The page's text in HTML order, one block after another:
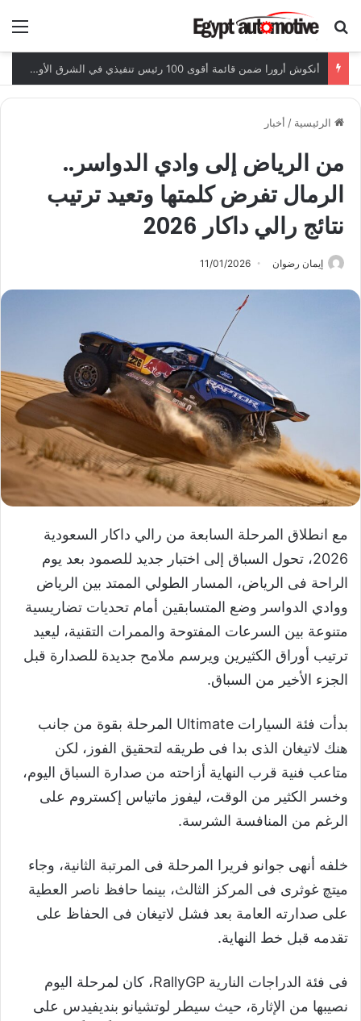
ابحث عن
خالد هاشم: مصر تهدف لتحويل شراكة البريكس لفرص استثمارية في السيارات ومكوناتها
الرئيسية / أخبار
من الرياض إلى وادي الدواسر..
الرمال تفرض كلمتها وتعيد ترتيب
نتائج رالي داكار 2026
إيمان رضوان 11/01/2026
مع انطلاق المرحلة السابعة من رالي داكار السعودية
2026، تحول السباق إلى اختبار جديد للصمود بعد يوم
الراحة فى الرياض، المسار الطولي الممتد بين الرياض
ووادي الدواسر وضع المتسابقين أمام تحديات تضاريسية
متنوعة بين السرعات المفتوحة والممرات التقنية، ليعيد
ترتيب أوراق الكثيرين ويرسم ملامح جديدة للصدارة قبل
الجزء الأخير من السباق.
بدأت فئة السيارات Ultimate المرحلة بقوة من جانب
هنك لاتيغان الذى بدا فى طريقه لتحقيق الفوز، لكن
متاعب فنية قرب النهاية أزاحته من صدارة السباق اليوم،
وخسر الكثير من الوقت، ليفوز ماتياس إكستروم على
الرغم من المنافسة الشرسة.
خلفه أنهى جوانو فريرا المرحلة فى المرتبة الثانية، وجاء
ميتچ غوثرى فى المركز الثالث، بينما حافظ ناصر العطية
على صدارته العامة بعد فشل لاتيغان فى الحفاظ على
تقدمه قبل خط النهاية.
فى فئة الدراجات النارية RallyGP، كان لمرحلة اليوم
نصيبها من الإثارة، حيث سيطر لوتشيانو بنديفيدس على